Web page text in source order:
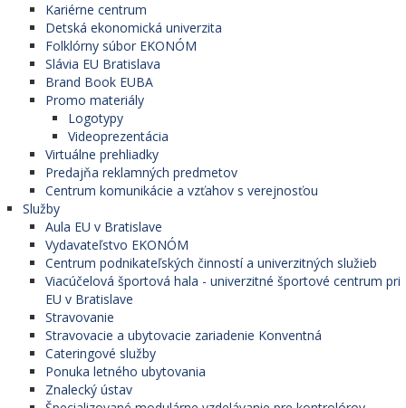
Kariérne centrum
Detská ekonomická univerzita
Folklórny súbor EKONÓM
Slávia EU Bratislava
Brand Book EUBA
Promo materiály
Logotypy
Videoprezentácia
Virtuálne prehliadky
Predajňa reklamných predmetov
Centrum komunikácie a vzťahov s verejnosťou
Služby
Aula EU v Bratislave
Vydavateľstvo EKONÓM
Centrum podnikateľských činností a univerzitných služieb
Viacúčelová športová hala - univerzitné športové centrum pri
EU v Bratislave
Stravovanie
Stravovacie a ubytovacie zariadenie Konventná
Cateringové služby
Ponuka letného ubytovania
Znalecký ústav